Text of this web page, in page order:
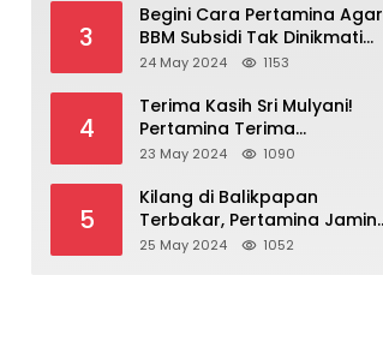
3
Begini Cara Pertamina Agar
BBM Subsidi Tak Dinikmati
Orang Kaya!
24 May 2024 1153
4
Terima Kasih Sri Mulyani!
Pertamina Terima
Kompensasi BBM Rp 43,52
23 May 2024 1090
5
Kilang di Balikpapan
Terbakar, Pertamina Jamin
Pasokan BBM Aman
25 May 2024 1052